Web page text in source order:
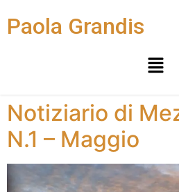
Paola Grandis
Notiziario di
N.1 – Maggio